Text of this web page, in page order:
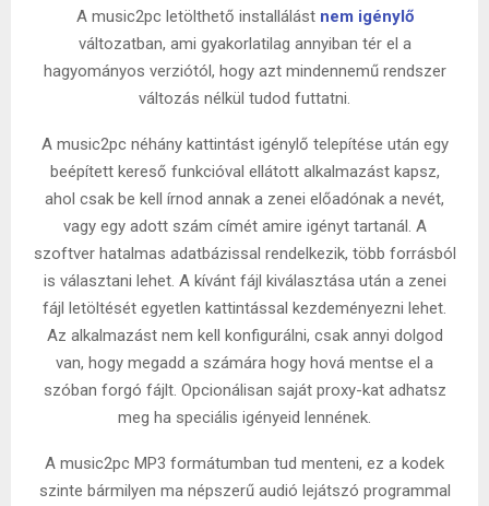
A music2pc letölthető installálást nem igénylő
változatban, ami gyakorlatilag annyiban tér el a
hagyományos verziótól, hogy azt mindennemű rendszer
változás nélkül tudod futtatni.
A music2pc néhány kattintást igénylő telepítése után egy
beépített kereső funkcióval ellátott alkalmazást kapsz,
ahol csak be kell írnod annak a zenei előadónak a nevét,
vagy egy adott szám címét amire igényt tartanál. A
szoftver hatalmas adatbázissal rendelkezik, több forrásból
is választani lehet. A kívánt fájl kiválasztása után a zenei
fájl letöltését egyetlen kattintással kezdeményezni lehet.
Az alkalmazást nem kell konfigurálni, csak annyi dolgod
van, hogy megadd a számára hogy hová mentse el a
szóban forgó fájlt. Opcionálisan saját proxy-kat adhatsz
meg ha speciális igényeid lennének.
A music2pc MP3 formátumban tud menteni, ez a kodek
szinte bármilyen ma népszerű audió lejátszó programmal